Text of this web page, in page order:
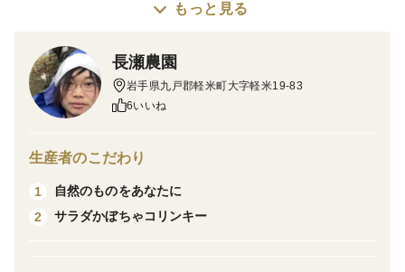
春の料理に欠かせない一品としてご利用いただけます。
美味しさをご家庭で楽しんでみませんか？岩手県産の自
然の恵みをぜひご賞味ください。
4袋以上がおすすめ！！
もっと見る
長瀬農園
岩手県九戸郡軽米町大字軽米19-83
6いいね
生産者のこだわり
1
自然のものをあなたに
2
サラダかぼちゃコリンキー